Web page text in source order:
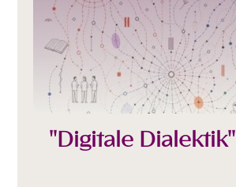
"Digitale Dialektik"